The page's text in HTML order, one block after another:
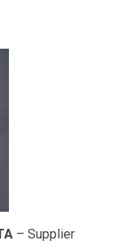
– Supplier